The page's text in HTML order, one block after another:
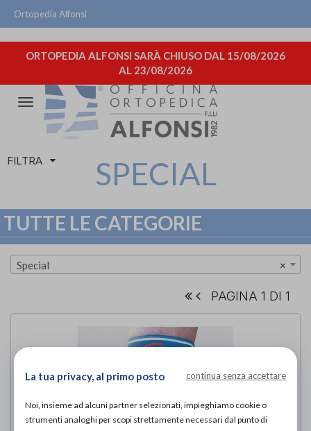
Ortopedia Alfonsi
ORTOPEDIA ALFONSI SARÀ CHIUSO DAL 15/08/2026
AL 23/08/2026
Attiva/disattiva
navigazione
FILTRA SPECIAL
TUTTE LE CATEGORIE
×
Special
PAGINA 1 DI 1
La tua privacy, al primo posto continua senza accettare
Noi, insieme ad alcuni partner selezionati, impieghiamo cookie o
strumenti analoghi per scopi strettamente necessari dal punto di